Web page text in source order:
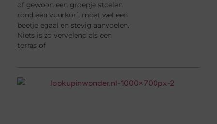
of gewoon een groepje stoelen
rond een vuurkorf, moet wel een
beetje egaal en stevig aanvoelen.
Niets is zo vervelend als een
terras of